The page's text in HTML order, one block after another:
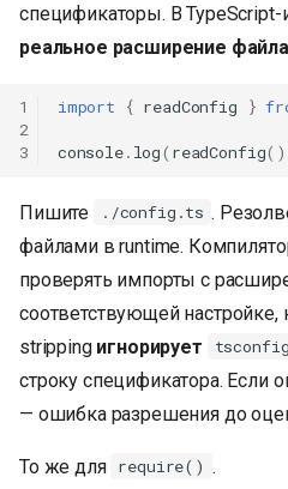
спецификаторы. В
реальное расширение файла
1
2
3
import { readConfig }
console. log( readConfig
Пишите ./config.ts .
файлами в runtime.
проверять импорты с
соответствующей настройке,
stripping игнорирует
строку спецификатора. Если
— ошибка разрешения до
То же для require() .